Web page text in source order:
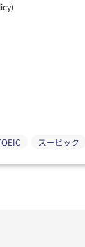
スービック